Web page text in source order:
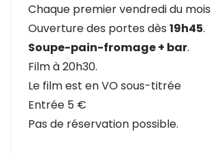
Chaque premier vendredi du mois
Ouverture des portes dès 19h45.
Soupe-pain-fromage + bar.
Film à 20h30.
Le film est en VO sous-titrée
Entrée 5 €
Pas de réservation possible.